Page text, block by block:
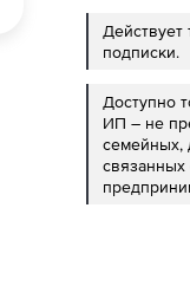
Действует
подписки.
Доступно
ИП – не
семейных,